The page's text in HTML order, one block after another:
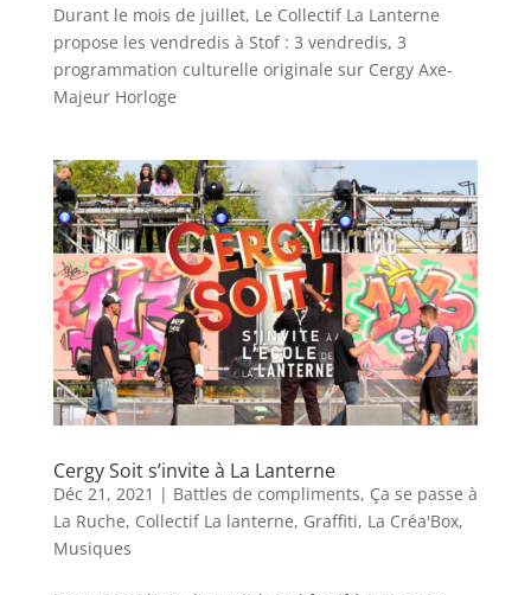
Durant le mois de juillet, Le Collectif La Lanterne
propose les vendredis à Stof : 3 vendredis, 3
programmation culturelle originale sur Cergy Axe-
Majeur Horloge
Cergy Soit s’invite à La Lanterne
Déc 21, 2021 | Battles de compliments, Ça se passe à
La Ruche, Collectif La lanterne, Graffiti, La Créa'Box,
Musiques